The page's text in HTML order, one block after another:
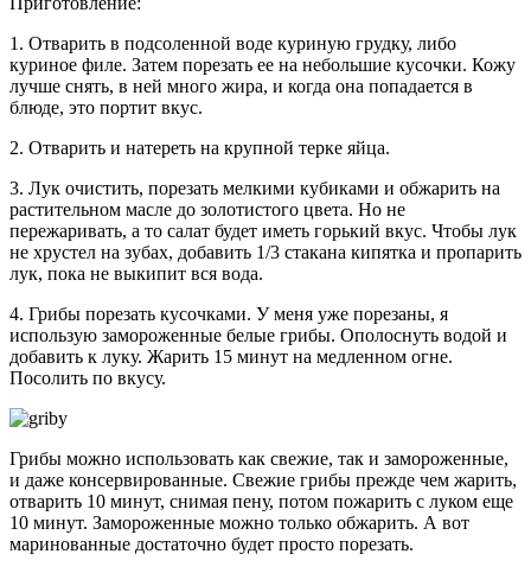
1. Отварить в подсоленной воде куриную грудку, либо
куриное филе. Затем порезать ее на небольшие кусочки. Кожу
лучше снять, в ней много жира, и когда она попадается в
блюде, это портит вкус.
2. Отварить и натереть на крупной терке яйца.
3. Лук очистить, порезать мелкими кубиками и обжарить на
растительном масле до золотистого цвета. Но не
пережаривать, а то салат будет иметь горький вкус. Чтобы лук
не хрустел на зубах, добавить 1/3 стакана кипятка и пропарить
лук, пока не выкипит вся вода.
4. Грибы порезать кусочками. У меня уже порезаны, я
использую замороженные белые грибы. Ополоснуть водой и
добавить к луку. Жарить 15 минут на медленном огне.
Посолить по вкусу.
Грибы можно использовать как свежие, так и замороженные,
и даже консервированные. Свежие грибы прежде чем жарить,
отварить 10 минут, снимая пену, потом пожарить с луком еще
10 минут. Замороженные можно только обжарить. А вот
маринованные достаточно будет просто порезать.